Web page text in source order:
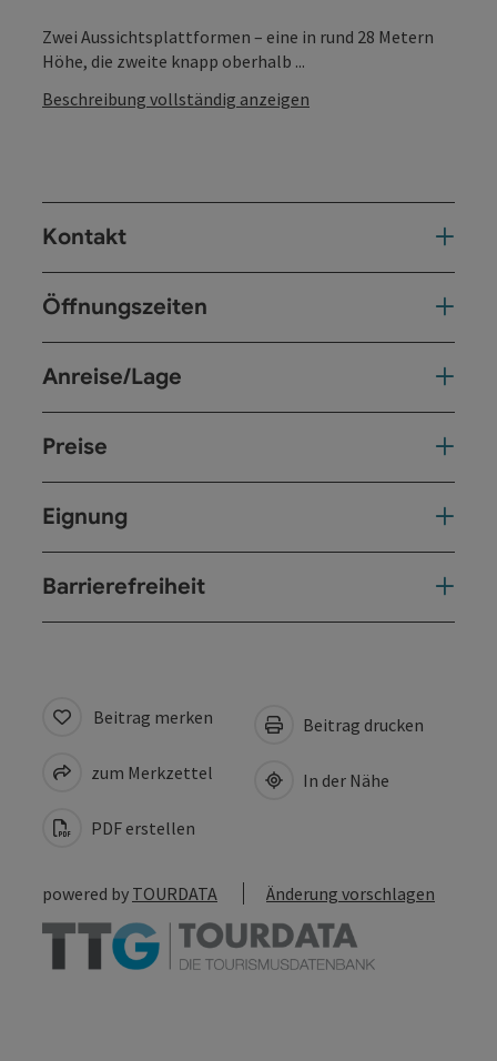
Zwei Aussichtsplattformen – eine in rund 28 Metern
Höhe, die zweite knapp oberhalb ...
Beschreibung vollständig anzeigen
Kontakt
Öffnungszeiten
Anreise/Lage
Preise
Eignung
Barrierefreiheit
Beitrag merken
zum Merkzettel
PDF erstellen
Beitrag drucken
In der Nähe
powered by TOURDATA Änderung vorschlagen